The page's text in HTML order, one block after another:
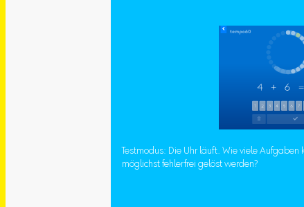
Testmodus: Die Uhr läuft. Wie viele Aufgaben
möglichst fehlerfrei gelöst werden?